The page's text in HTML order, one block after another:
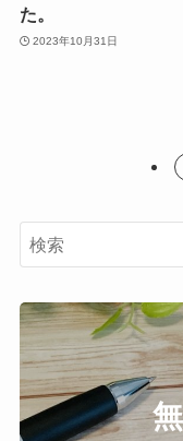
た。
2023年10月31日